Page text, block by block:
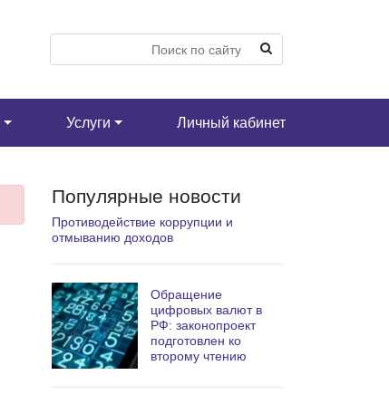
Услуги Личный кабинет
Популярные новости
Противодействие коррупции и
отмыванию доходов
Обращение
цифровых валют в
РФ: законопроект
подготовлен ко
второму чтению